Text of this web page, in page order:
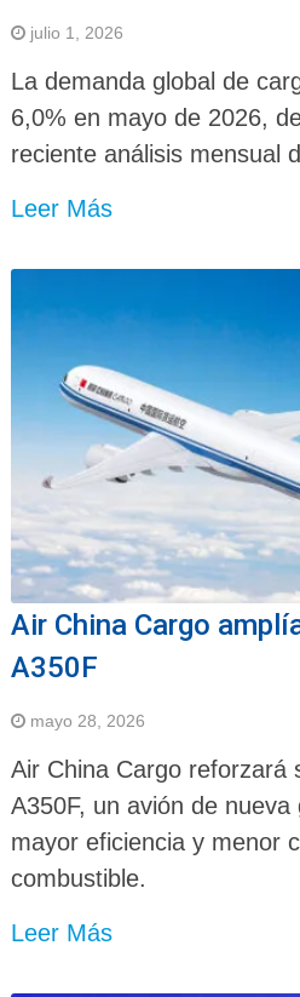
julio 1, 2026
La demanda global de
6,0% en mayo de 2026,
reciente análisis mensual
Leer Más
Air China Cargo
A350F
mayo 28, 2026
Air China Cargo reforzará
A350F, un avión de nueva
mayor eficiencia y menor
combustible.
Leer Más